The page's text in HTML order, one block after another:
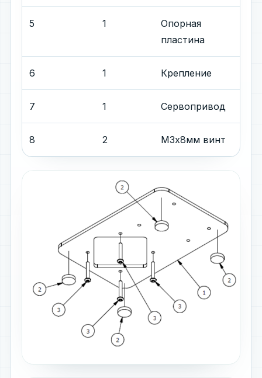
5 1
Опорная
пластина
6 1 Крепление
7 1 Сервопривод
8 2 М3x8мм винт